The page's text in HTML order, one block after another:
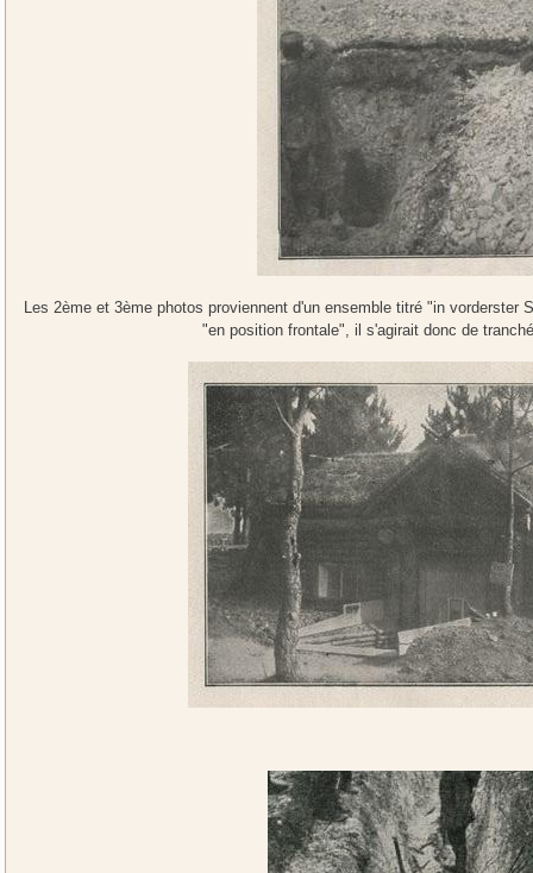
Les 2ème et 3ème photos proviennent d'un ensemble titré "in vorderster
"en position frontale", il s'agirait donc de